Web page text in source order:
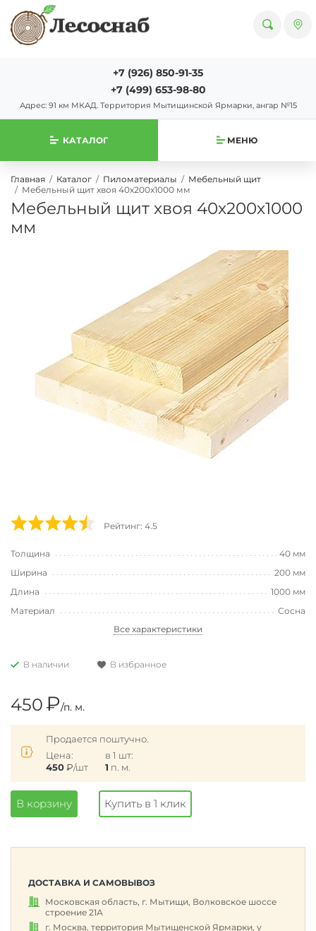
+7 (926) 850-91-35
+7 (499) 653-98-80
Адрес: 91 км МКАД. Территория Мытищинской Ярмарки, ангар №15
КАТАЛОГ МЕНЮ
Главная Каталог Пиломатериалы
Мебельный щит
Мебельный щит хвоя 40х200х1000 мм
Мебельный щит хвоя 40х200х1000
мм
Рейтинг: 4.5
Толщина
40 мм
Ширина
200 мм
Длина
1000 мм
Материал
Сосна
Все характеристики
В наличии В избранное
450₽/п. м.
Продается поштучно.
Цена:
450 ₽/шт
в 1 шт:
1 п. м.
В корзину Купить в 1 клик
ДОСТАВКА И САМОВЫВОЗ
Московская область, г. Мытищи, Волковское шоссе
строение 21А
г. Москва, территория Мытищенской Ярмарки, у